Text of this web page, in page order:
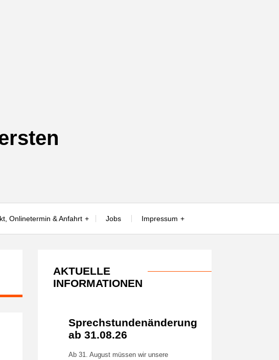
Onlinetermin & Anfahrt Jobs Impressum
AKTUELLE
INFORMATIONEN
Sprechstundenänderung
ab 31.08.26
Ab 31. August müssen wir unsere